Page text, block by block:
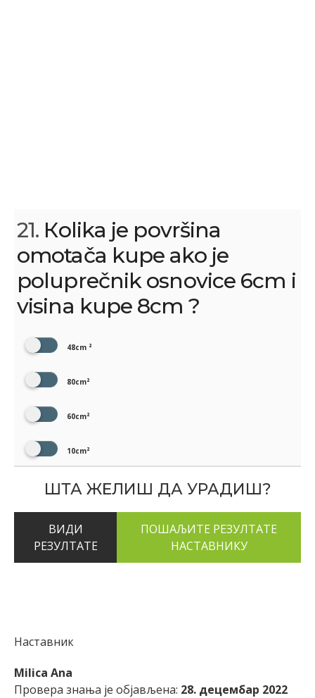
21. Кolika je površina
omotača kupe ako je
poluprečnik osnovice 6cm i
visina kupe 8cm ?
48cm ²
80cm²
60cm²
10cm²
ШТА ЖЕЛИШ ДА УРАДИШ?
ВИДИ
РЕЗУЛТАТЕ
Наставник
Milica Ana
Провера знања је објављена: 28. децембар 2022